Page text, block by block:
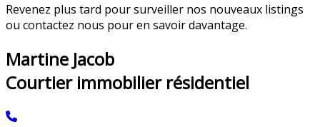
Revenez plus tard pour surveiller nos nouveaux listings
ou contactez nous pour en savoir davantage.
Martine Jacob
Courtier immobilier résidentiel